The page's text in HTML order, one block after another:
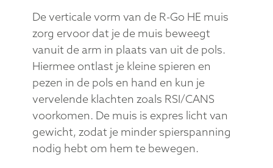
De verticale vorm van de R-Go HE muis
zorg ervoor dat je de muis beweegt
vanuit de arm in plaats van uit de pols.
Hiermee ontlast je kleine spieren en
pezen in de pols en hand en kun je
vervelende klachten zoals RSI/CANS
voorkomen. De muis is expres licht van
gewicht, zodat je minder spierspanning
nodig hebt om hem te bewegen.